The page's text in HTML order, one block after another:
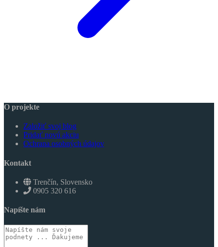
O projekte
Založiť svoj blog
Pridať novú akciu
Ochrana osobných údajov
Kontakt
Trenčín, Slovensko
0905 320 616
Napíšte nám